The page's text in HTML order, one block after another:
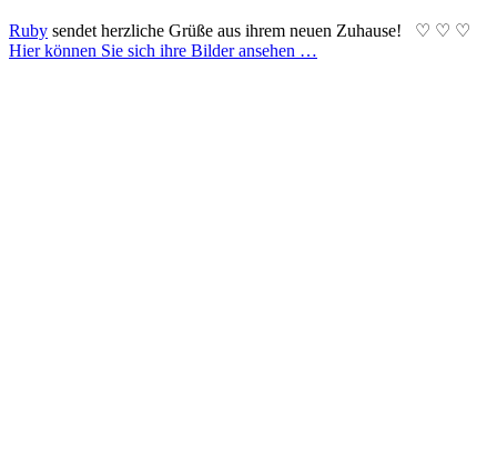
Ruby sendet herzliche Grüße aus ihrem neuen Zuhause! ♡ ♡ ♡
Hier können Sie sich ihre Bilder ansehen …